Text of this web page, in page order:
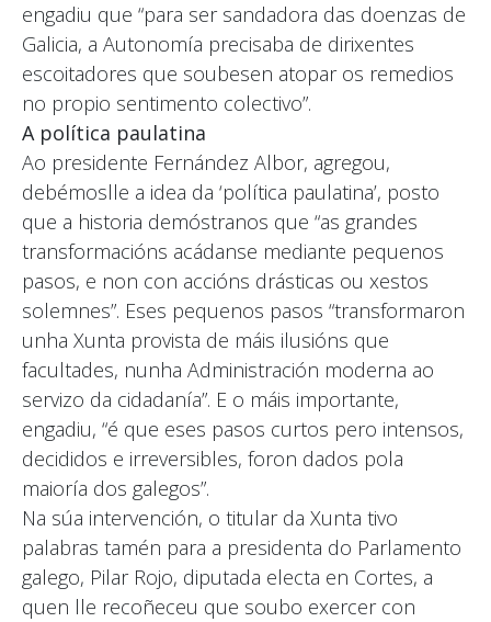
engadiu que “para ser sandadora das doenzas de
Galicia, a Autonomía precisaba de dirixentes
escoitadores que soubesen atopar os remedios
no propio sentimento colectivo”.
A política paulatina
Ao presidente Fernández Albor, agregou,
debémoslle a idea da ‘política paulatina’, posto
que a historia demóstranos que “as grandes
transformacións acádanse mediante pequenos
pasos, e non con accións drásticas ou xestos
solemnes”. Eses pequenos pasos “transformaron
unha Xunta provista de máis ilusións que
facultades, nunha Administración moderna ao
servizo da cidadanía”. E o máis importante,
engadiu, “é que eses pasos curtos pero intensos,
decididos e irreversibles, foron dados pola
maioría dos galegos”.
Na súa intervención, o titular da Xunta tivo
palabras tamén para a presidenta do Parlamento
galego, Pilar Rojo, diputada electa en Cortes, a
quen lle recoñeceu que soubo exercer con